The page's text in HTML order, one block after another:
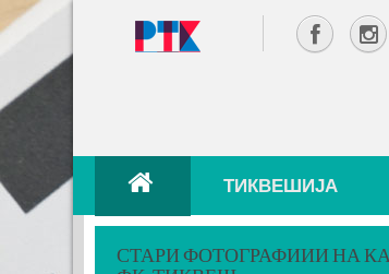
ТИКВЕШИЈА
СТАРИ ФОТОГРАФИИИ НА